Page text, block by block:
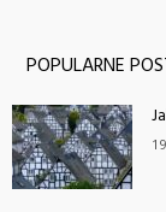
POPULARNE